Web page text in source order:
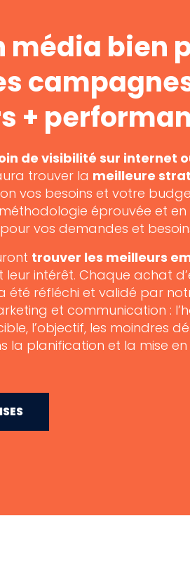
média bien
+
de visibilité sur internet
trouver la meilleure
vos besoins et votre
éprouvée et en
vos demandes et
trouver les meilleurs
leur intérêt. Chaque achat
été réfléchi et validé par
et communication :
l’objectif, les moindres
la planification et la mise